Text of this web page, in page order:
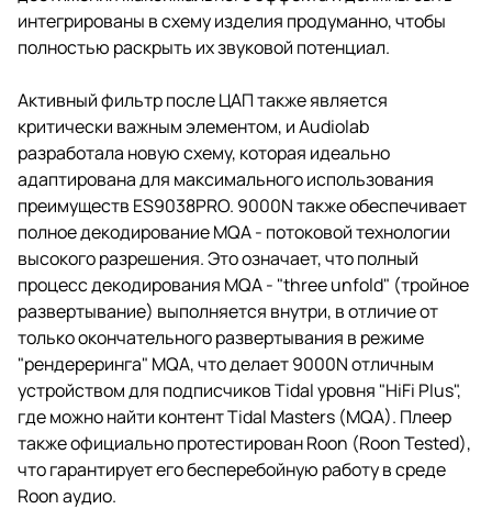
интегрированы в схему изделия продуманно, чтобы
полностью раскрыть их звуковой потенциал.
Активный фильтр после ЦАП также является
критически важным элементом, и Audiolab
разработала новую схему, которая идеально
адаптирована для максимального использования
преимуществ ES9038PRO. 9000N также обеспечивает
полное декодирование MQA - потоковой технологии
высокого разрешения. Это означает, что полный
процесс декодирования MQA - "three unfold" (тройное
развертывание) выполняется внутри, в отличие от
только окончательного развертывания в режиме
"рендереринга" MQA, что делает 9000N отличным
устройством для подписчиков Tidal уровня "HiFi Plus",
где можно найти контент Tidal Masters (MQA). Плеер
также официально протестирован Roon (Roon Tested),
что гарантирует его бесперебойную работу в среде
Roon аудио.